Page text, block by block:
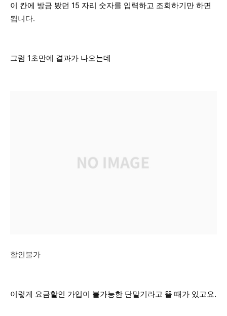
이 칸에 방금 봤던 15 자리 숫자를 입력하고 조회하기만 하면
됩니다.
그럼 1초만에 결과가 나오는데
할인불가
이렇게 요금할인 가입이 불가능한 단말기라고 뜰 때가 있고요.